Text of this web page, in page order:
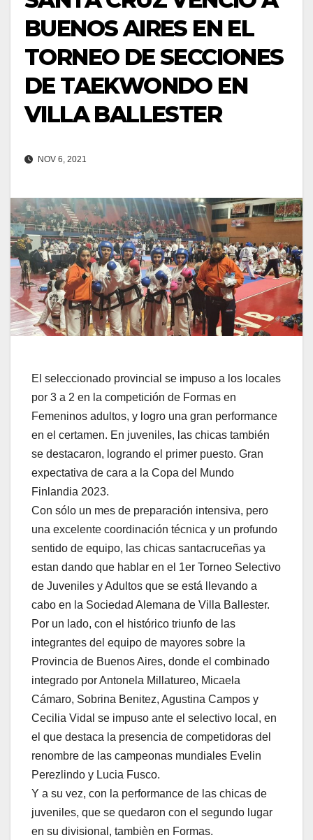
BUENOS AIRES EN EL
TORNEO DE SECCIONES
DE TAEKWONDO EN
VILLA BALLESTER
NOV 6, 2021
El seleccionado provincial se impuso a los locales
por 3 a 2 en la competición de Formas en
Femeninos adultos, y logro una gran performance
en el certamen. En juveniles, las chicas también
se destacaron, logrando el primer puesto. Gran
expectativa de cara a la Copa del Mundo
Finlandia 2023.
Con sólo un mes de preparación intensiva, pero
una excelente coordinación técnica y un profundo
sentido de equipo, las chicas santacruceñas ya
estan dando que hablar en el 1er Torneo Selectivo
de Juveniles y Adultos que se está llevando a
cabo en la Sociedad Alemana de Villa Ballester.
Por un lado, con el histórico triunfo de las
integrantes del equipo de mayores sobre la
Provincia de Buenos Aires, donde el combinado
integrado por Antonela Millatureo, Micaela
Cámaro, Sobrina Benitez, Agustina Campos y
Cecilia Vidal se impuso ante el selectivo local, en
el que destaca la presencia de competidoras del
renombre de las campeonas mundiales Evelin
Perezlindo y Lucia Fusco.
Y a su vez, con la performance de las chicas de
juveniles, que se quedaron con el segundo lugar
en su divisional, tambièn en Formas.